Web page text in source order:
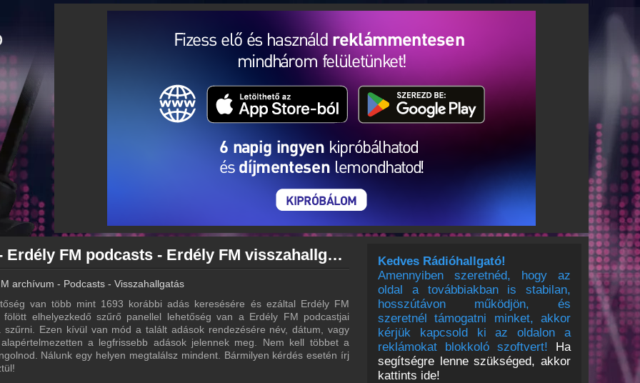
Kedves Rádióhallgató!
Amennyiben szeretnéd, hogy az
oldal a továbbiakban is stabilan,
hosszútávon működjön, és
szeretnél támogatni minket, akkor
kérjük kapcsold ki az oldalon a
reklámokat blokkoló szoftvert! Ha
segítségre lenne szükséged, akkor
kattints ide!
Erdély FM archívum - Erdély FM podcasts - Erdély FM visszahallgatás
archívum - Podcasts - Visszahallgatás
van több mint 1693 korábbi adás keresésére és ezáltal Erdély FM
fölött elhelyezkedő szűrő panellel lehetőség van a Erdély FM podcastjai
Ezen kívül van mód a talált adások rendezésére név, dátum, vagy
a legfrissebb adások jelennek meg. Nem kell többet a
Nálunk egy helyen megtalálsz mindent. Bármilyen kérdés esetén írj